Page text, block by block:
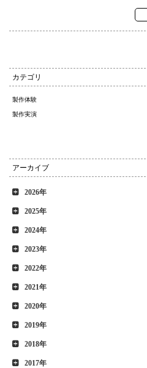
カテゴリ
製作体験
製作実演
アーカイブ
2026年
2025年
2024年
2023年
2022年
2021年
2020年
2019年
2018年
2017年